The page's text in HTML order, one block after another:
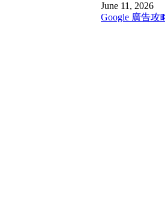
June 11, 2026
Google 廣告攻